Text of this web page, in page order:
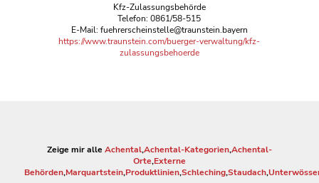
Kfz-Zulassungsbehörde
Telefon: 0861/58-515
E-Mail: fuehrerscheinstelle@traunstein.bayern
https://www.traunstein.com/buerger-verwaltung/kfz-
zulassungsbehoerde
Zeige mir alle Achental,Achental-Kategorien,Achental-
Orte,Externe
Behörden,Marquartstein,Produktlinien,Schleching,Staudach,